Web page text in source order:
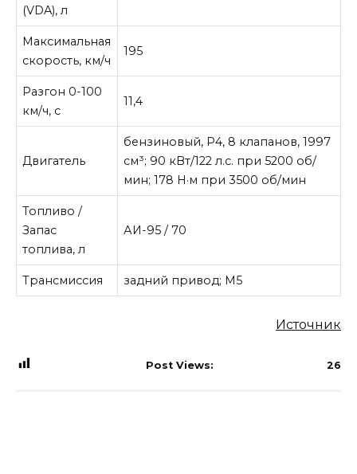
(VDA), л
Максимальная
скорость, км/ч
195
Разгон 0-100
км/ч, с
11,4
Двигатель
бензиновый, P4, 8 клапанов, 1997
см³; 90 кВт/122 л.с. при 5200 об/
мин; 178 Н·м при 3500 об/мин
Топливо /
Запас
топлива, л
АИ-95 / 70
Трансмиссия задний привод; М5
Источник
Post Views: 26